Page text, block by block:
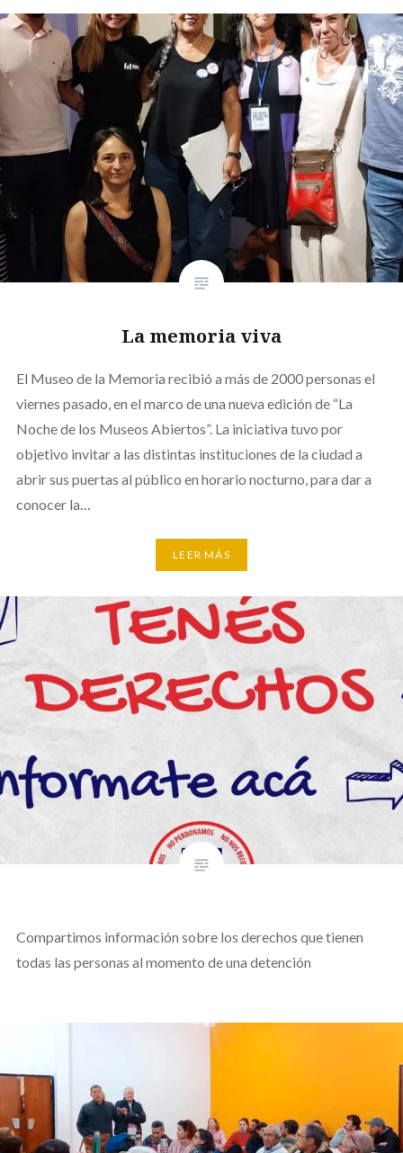
La memoria viva
El Museo de la Memoria recibió a más de 2000 personas el
viernes pasado, en el marco de una nueva edición de “La
Noche de los Museos Abiertos”. La iniciativa tuvo por
objetivo invitar a las distintas instituciones de la ciudad a
abrir sus puertas al público en horario nocturno, para dar a
conocer la…
LEER MÁS
Compartimos información sobre los derechos que tienen
todas las personas al momento de una detención